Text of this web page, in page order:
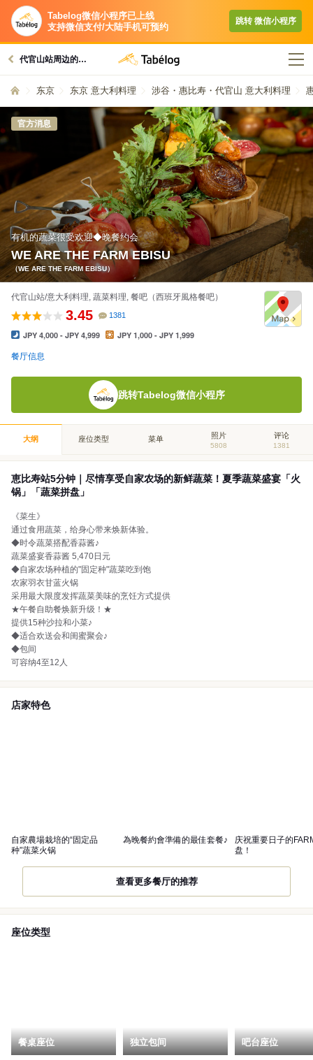
Tabelog微信小程序已上线
支持微信支付/大陆手机可预约
跳转​ 微信小程序​
代官山站周边的美食
东京 东京 意大利料理 涉谷・惠比寿・代官山 意大利料理
官方消息
有机的蔬菜很受欢迎◆晚餐约会
WE ARE THE FARM EBISU
（WE ARE THE FARM EBISU）
代官山站/意大利料理, 蔬菜料理, 餐吧（西班牙風格餐吧）
3.45 1381
JPY 4,000 - JPY 4,999 JPY 1,000 - JPY 1,999
餐厅信息
跳转Tabelog微信小程序
大纲 座位类型 菜单 照片
5808
评论
1381
恵比寿站5分钟｜尽情享受自家农场的新鲜蔬菜！夏季蔬菜盛宴「火
锅」「蔬菜拼盘」
《菜生》
通过食用蔬菜，给身心带来焕新体验。
◆时令蔬菜搭配香蒜酱♪
蔬菜盛宴香蒜酱 5,470日元
◆自家农场种植的"固定种"蔬菜吃到饱
农家羽衣甘蓝火锅
采用最大限度发挥蔬菜美味的烹饪方式提供
★午餐自助餐焕新升级！★
提供15种沙拉和小菜♪
◆适合欢送会和闺蜜聚会♪
◆包间
可容纳4至12人
店家特色
自家農場栽培的“固定品
种”蔬菜火锅
為晚餐約會準備的最佳套餐♪
庆祝重要日子的
盘！
查看更多餐厅的推荐
座位类型
餐桌座位 独立包间 吧台座位